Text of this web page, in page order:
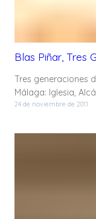
Blas Piñar, Tres
Tres generaciones
Málaga: Iglesia,
24 de noviembre de 2011